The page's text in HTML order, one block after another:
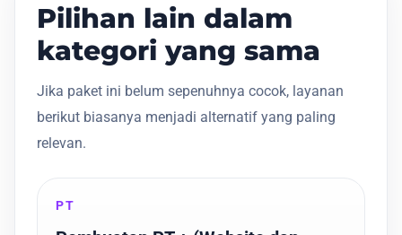
Pilihan lain dalam
kategori yang sama
Jika paket ini belum sepenuhnya cocok, layanan
berikut biasanya menjadi alternatif yang paling
relevan.
PT